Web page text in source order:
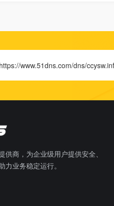
https://www.51dns.com/dns/
商，为企业级用户提供安全、
业务稳定运行。